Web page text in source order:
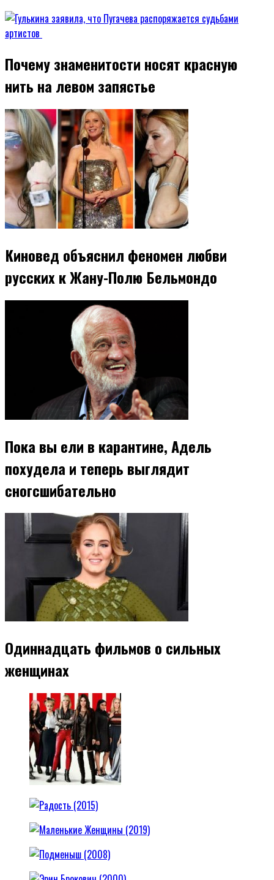
Почему знаменитости носят красную
нить на левом запястье
Киновед объяснил феномен любви
русских к Жану-Полю Бельмондо
Пока вы ели в карантине, Адель
похудела и теперь выглядит
сногсшибательно
Одиннадцать фильмов о сильных
женщинах